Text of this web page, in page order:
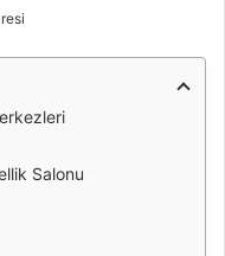
Salonu